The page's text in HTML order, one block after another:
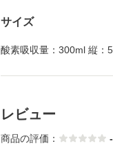
サイズ
酸素吸収量：300ml 縦：
レビュー
商品の評価： -